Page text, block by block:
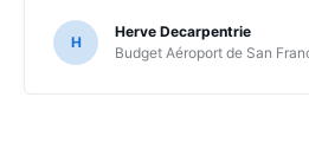
H
Herve Decarpentrie
Budget Aéroport de San